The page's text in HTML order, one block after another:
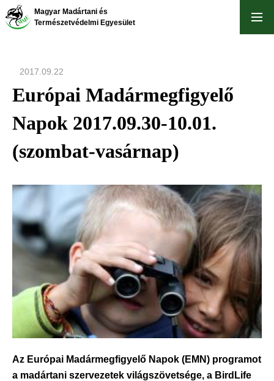
Ugrás
Magyar Madártani és
Természetvédelmi Egyesület
2017.09.22
Európai Madármegfigyelő
Napok 2017.09.30-10.01.
(szombat-vasárnap)
Az Európai Madármegfigyelő Napok (EMN) programot
a madártani szervezetek világszövetsége, a BirdLife